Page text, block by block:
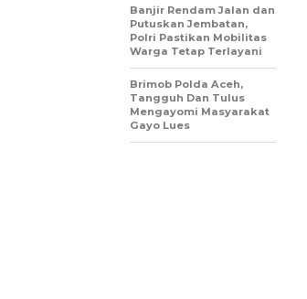
Banjir Rendam Jalan dan
Putuskan Jembatan,
Polri Pastikan Mobilitas
Warga Tetap Terlayani
Brimob Polda Aceh,
Tangguh Dan Tulus
Mengayomi Masyarakat
Gayo Lues